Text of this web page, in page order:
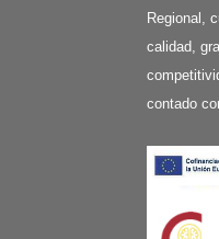
Regional,
calidad,
contado